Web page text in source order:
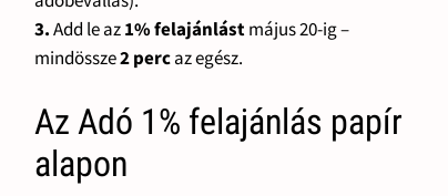
3.Add le az1% felajánlástmájus 20-ig –
mindössze2 percaz egész.
Az Adó 1% felajánlás papír
alapon